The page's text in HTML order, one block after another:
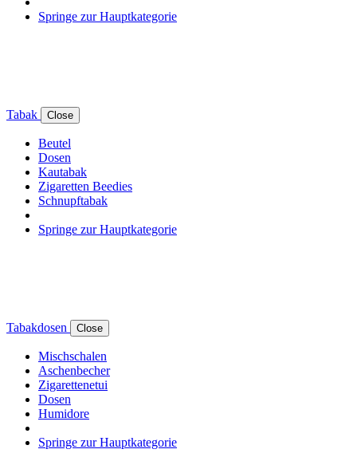
Springe zur Hauptkategorie
Tabak Close
Beutel
Dosen
Kautabak
Zigaretten Beedies
Schnupftabak
Springe zur Hauptkategorie
Tabakdosen Close
Mischschalen
Aschenbecher
Zigarettenetui
Dosen
Humidore
Springe zur Hauptkategorie